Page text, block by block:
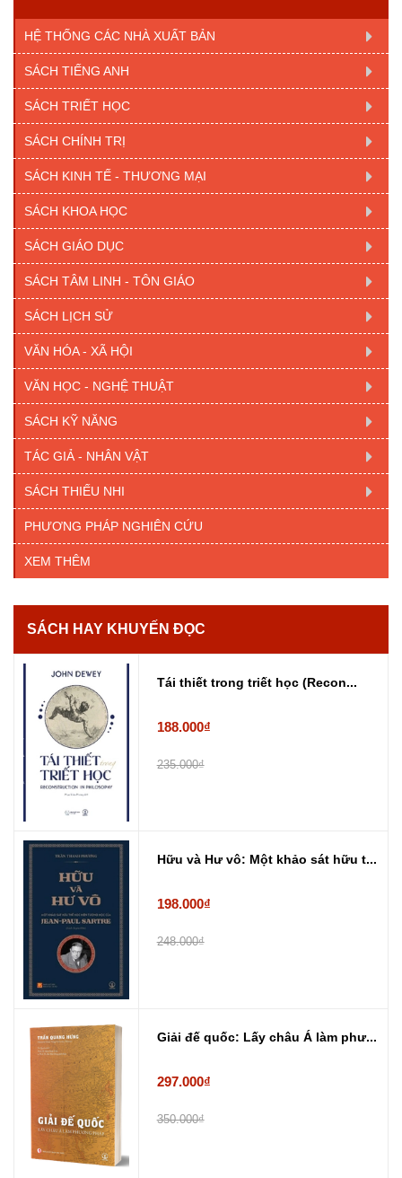
HỆ THỐNG CÁC NHÀ XUẤT BẢN
SÁCH TIẾNG ANH
SÁCH TRIẾT HỌC
SÁCH CHÍNH TRỊ
SÁCH KINH TẾ - THƯƠNG MẠI
SÁCH KHOA HỌC
SÁCH GIÁO DỤC
SÁCH TÂM LINH - TÔN GIÁO
SÁCH LỊCH SỬ
VĂN HÓA - XÃ HỘI
VĂN HỌC - NGHỆ THUẬT
SÁCH KỸ NĂNG
TÁC GIẢ - NHÂN VẬT
SÁCH THIẾU NHI
PHƯƠNG PHÁP NGHIÊN CỨU
XEM THÊM
SÁCH HAY KHUYẾN ĐỌC
Tái thiết trong triết học (Recon...
188.000₫
235.000₫
Hữu và Hư vô: Một khảo sát hữu t...
198.000₫
248.000₫
Giải đế quốc: Lấy châu Á làm phư...
297.000₫
350.000₫